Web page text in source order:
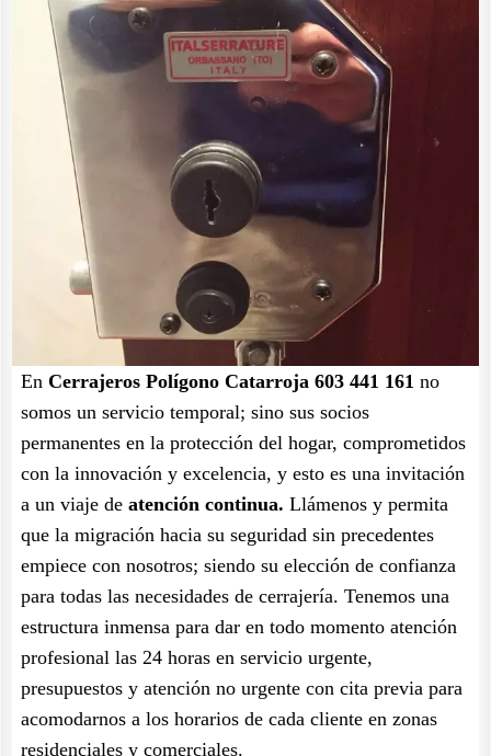
En Cerrajeros Polígono Catarroja 603 441 161 no
somos un servicio temporal; sino sus socios
permanentes en la protección del hogar, comprometidos
con la innovación y excelencia, y esto es una invitación
a un viaje de atención continua. Llámenos y permita
que la migración hacia su seguridad sin precedentes
empiece con nosotros; siendo su elección de confianza
para todas las necesidades de cerrajería. Tenemos una
estructura inmensa para dar en todo momento atención
profesional las 24 horas en servicio urgente,
presupuestos y atención no urgente con cita previa para
acomodarnos a los horarios de cada cliente en zonas
residenciales y comerciales.